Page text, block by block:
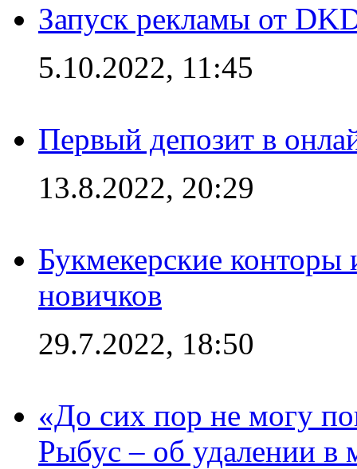
Запуск рекламы от
5.10.2022, 11:45
Первый депозит в
13.8.2022, 20:29
Букмекерские конторы
новичков
29.7.2022, 18:50
«До сих пор не могу
Рыбус – об удалении в